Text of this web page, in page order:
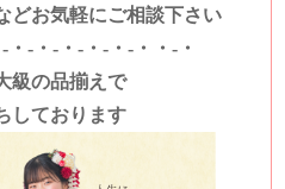
どお気軽にご相談下さい
-・-・-・-・-・・-・
級の品揃えで
しております